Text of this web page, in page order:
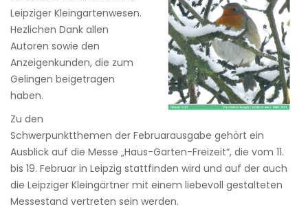
Leipziger Kleingartenwesen.
Hezlichen Dank allen
Autoren sowie den
Anzeigenkunden, die zum
Gelingen beigetragen
haben.
Zu den
Schwerpunktthemen der Februarausgabe gehört ein
Ausblick auf die Messe „Haus-Garten-Freizeit“, die vom 11.
bis 19. Februar in Leipzig stattfinden wird und auf der auch
die Leipziger Kleingärtner mit einem liebevoll gestalteten
Messestand vertreten sein werden.